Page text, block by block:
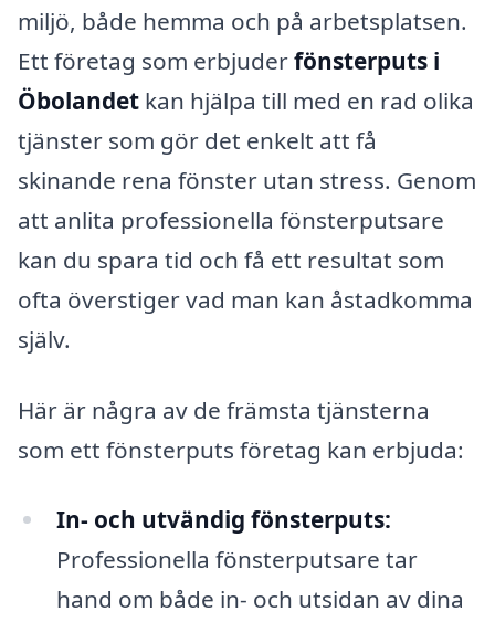
miljö, både hemma och på arbetsplatsen.
Ett företag som erbjuderfönsterputs i
Öbolandet kan hjälpa till med en rad olika
tjänster som gör det enkelt att få
skinande rena fönster utan stress. Genom
att anlita professionella fönsterputsare
kan du spara tid och få ett resultat som
ofta överstiger vad man kan åstadkomma
själv.
Här är några av de främsta tjänsterna
som ett fönsterputs företag kan erbjuda:
In- och utvändig fönsterputs:
Professionella fönsterputsare tar
hand om både in- och utsidan av dina